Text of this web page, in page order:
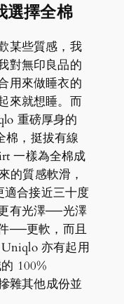
選擇全棉
某些質感，我
對無印良品的
用來做睡衣的
來就想睡。而
重磅厚身的
，挺拔有線
一樣為全棉成
的質感軟滑，
合接近三十度
有光澤──光澤
──更軟，而且
亦有起用
100%
雜其他成份並